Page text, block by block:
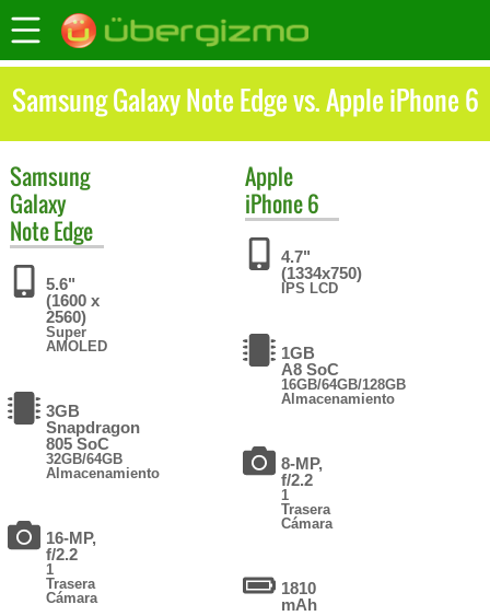
Samsung Galaxy Note Edge vs. Apple iPhone 6
Samsung
Galaxy
Note Edge
5.6"
(1600 x
2560)
Super
AMOLED
3GB
Snapdragon
805 SoC
32GB/64GB
Almacenamiento
16-MP,
f/2.2
1
Trasera
Cámara
Apple
iPhone 6
4.7"
(1334x750)
IPS LCD
1GB
A8 SoC
16GB/64GB/128GB
Almacenamiento
8-MP,
f/2.2
1
Trasera
Cámara
1810
mAh